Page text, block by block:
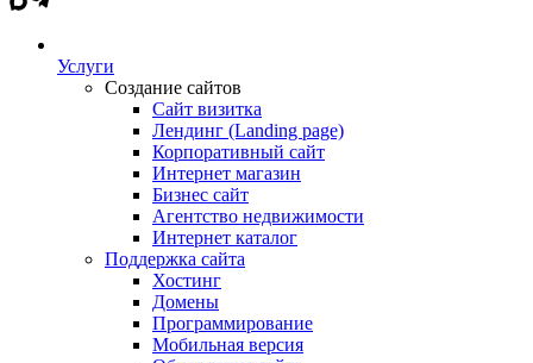
Услуги
Создание сайтов
Сайт визитка
Лендинг (Landing page)
Корпоративный сайт
Интернет магазин
Бизнес сайт
Агентство недвижимости
Интернет каталог
Поддержка сайта
Хостинг
Домены
Программирование
Мобильная версия